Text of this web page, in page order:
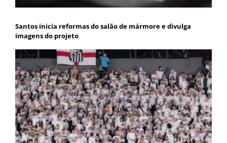
Santos inicia reformas do salão de mármore e divulga
imagens do projeto